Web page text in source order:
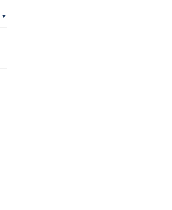
▼